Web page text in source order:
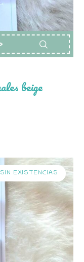
beige
SIN EXISTENCIAS